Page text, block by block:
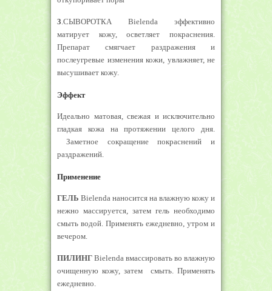
3.СЫВОРОТКА Bielenda эффективно
матирует кожу, осветляет покраснения.
Препарат смягчает раздражения и
послеугревые изменения кожи, увлажняет, не
высушивает кожу.
Эффект
Идеально матовая, свежая и исключительно
гладкая кожа на протяжении целого дня.
Заметное сокращение покраснений и
раздражений.
Применение
ГЕЛЬ Bielenda наносится на влажную кожу и
нежно массируется, затем гель необходимо
смыть водой. Применять ежедневно, утром и
вечером.
ПИЛИНГ Bielenda вмассировать во влажную
очищенную кожу, затем смыть. Применять
ежедневно.